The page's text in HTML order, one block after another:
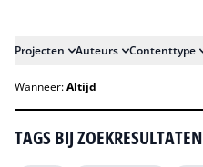
Projecten Auteurs Contenttype
Wanneer:Altijd
TAGS BIJ ZOEKRESULTATEN